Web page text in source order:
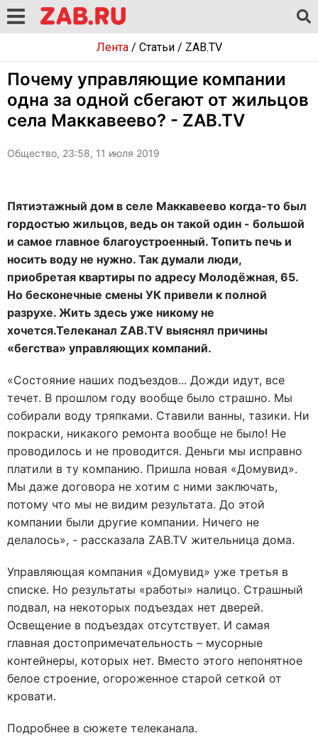
Лента/ Статьи/ ZAB.TV
Почему управляющие компании
одна за одной сбегают от жильцов
села Маккавеево? - ZAB.TV
Общество, 23:58, 11 июля 2019
Пятиэтажный дом в селе Маккавеево когда-то был
гордостью жильцов, ведь он такой один - большой
и самое главное благоустроенный. Топить печь и
носить воду не нужно. Так думали люди,
приобретая квартиры по адресу Молодёжная, 65.
Но бесконечные смены УК привели к полной
разрухе. Жить здесь уже никому не
хочется.Телеканал ZAB.TV выяснял причины
«бегства» управляющих компаний.
«Состояние наших подъездов... Дожди идут, все
течет. В прошлом году вообще было страшно. Мы
собирали воду тряпками. Ставили ванны, тазики. Ни
покраски, никакого ремонта вообще не было! Не
проводилось и не проводится. Деньги мы исправно
платили в ту компанию. Пришла новая «Домувид».
Мы даже договора не хотим с ними заключать,
потому что мы не видим результата. До этой
компании были другие компании. Ничего не
делалось», - рассказала ZAB.TV жительница дома.
Управляющая компания «Домувид» уже третья в
списке. Но результаты «работы» налицо. Страшный
подвал, на некоторых подъездах нет дверей.
Освещение в подъездах отсутствует. И самая
главная достопримечательность – мусорные
контейнеры, которых нет. Вместо этого непонятное
белое строение, огороженное старой сеткой от
кровати.
Подробнее в сюжете телеканала.